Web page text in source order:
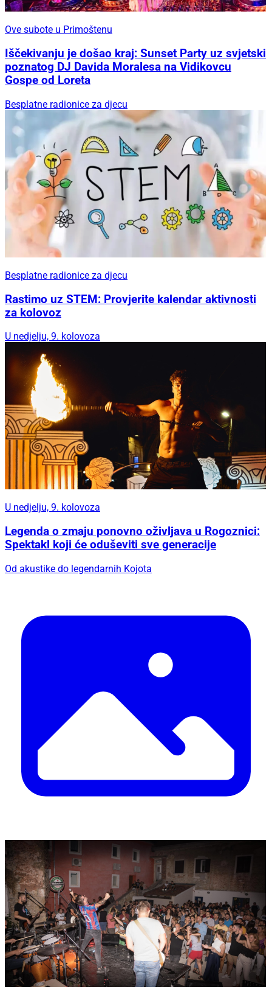
Ove subote u Primoštenu
Iščekivanju je došao kraj: Sunset Party uz svjetski
poznatog DJ Davida Moralesa na Vidikovcu
Gospe od Loreta
Besplatne radionice za djecu
Besplatne radionice za djecu
Rastimo uz STEM: Provjerite kalendar aktivnosti
za kolovoz
U nedjelju, 9. kolovoza
U nedjelju, 9. kolovoza
Legenda o zmaju ponovno oživljava u Rogoznici:
Spektakl koji će oduševiti sve generacije
Od akustike do legendarnih Kojota